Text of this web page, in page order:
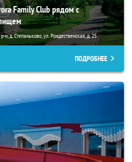
Family Club рядом с
д. Степаньково, ул. Рождественская, д. 25
ПОДРОБНЕЕ